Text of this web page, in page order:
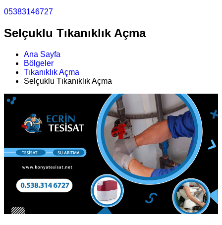
05383146727
Selçuklu Tıkanıklık Açma
Ana Sayfa
Bölgeler
Tıkanıklık Açma
Selçuklu Tıkanıklık Açma